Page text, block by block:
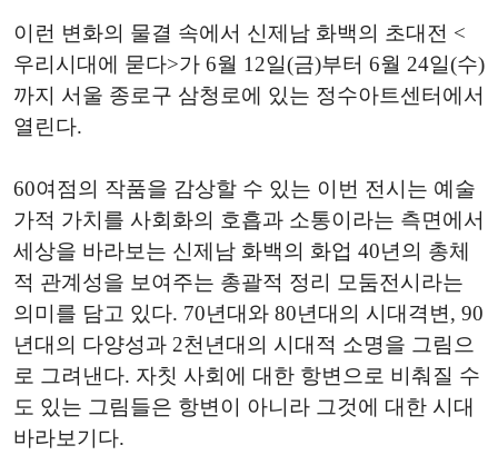
이런 변화의 물결 속에서 신제남 화백의 초대전 <
우리시대에 묻다>가 6월 12일(금)부터 6월 24일(수)
까지 서울 종로구 삼청로에 있는 정수아트센터에서
열린다.
60여점의 작품을 감상할 수 있는 이번 전시는 예술
가적 가치를 사회화의 호흡과 소통이라는 측면에서
세상을 바라보는 신제남 화백의 화업 40년의 총체
적 관계성을 보여주는 총괄적 정리 모둠전시라는
의미를 담고 있다. 70년대와 80년대의 시대격변, 90
년대의 다양성과 2천년대의 시대적 소명을 그림으
로 그려낸다. 자칫 사회에 대한 항변으로 비춰질 수
도 있는 그림들은 항변이 아니라 그것에 대한 시대
바라보기다.